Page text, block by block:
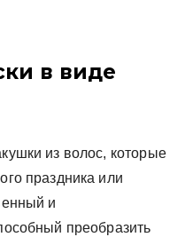
в виде
из волос, которые
праздника или
и
преобразить